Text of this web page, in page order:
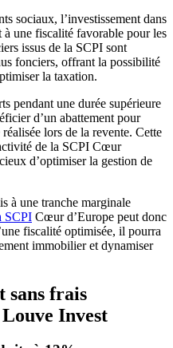
sociaux, l’investissement dans
une fiscalité favorable pour les
issus de la SCPI sont
fonciers, offrant la possibilité
la taxation.
pendant une durée supérieure
d’un abattement pour
lors de la revente. Cette
de la SCPI Cœur
d’optimiser la gestion de
à une tranche marginale
SCPI Cœur d’Europe peut donc
fiscalité optimisée, il pourra
immobilier et dynamiser
sans frais
Invest